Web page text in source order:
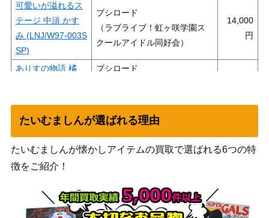
可愛いが溢れるス
テージ 中須 かす
み (LNJ/W97-003S
SP)
ブシロード
（ラブライブ！虹ヶ咲学園ス
クールアイドル同好会）
14,000
ありすの物語 橘
ブシロード
スノー・プリンセ
SP） IAS/IMS
“その笑顔を守るた
0-008SP)
（アサルトリリィ Vol.2）
唯我独尊 黒沢 真
ブシロード
たいむましんが選ばれる理由
たいむましんが懐かしアイテムの買取で選ばれる6つの特
徴をご紹介！